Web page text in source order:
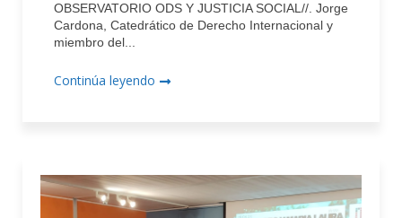
OBSERVATORIO ODS Y JUSTICIA SOCIAL//. Jorge
Cardona, Catedrático de Derecho Internacional y
miembro del...
Continúa leyendo